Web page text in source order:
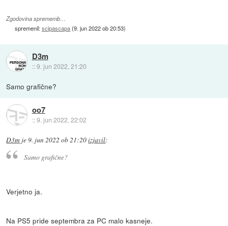
Zgodovina sprememb…
spremenil:scipascapa(9. jun 2022 ob 20:53)
D3m
::9. jun 2022, 21:20
Samo grafične?
oo7
::9. jun 2022, 22:02
D3m je9. jun 2022 ob 21:20izjavil:
Samo grafične?
Verjetno ja.
Na PS5 pride septembra za PC malo kasneje.